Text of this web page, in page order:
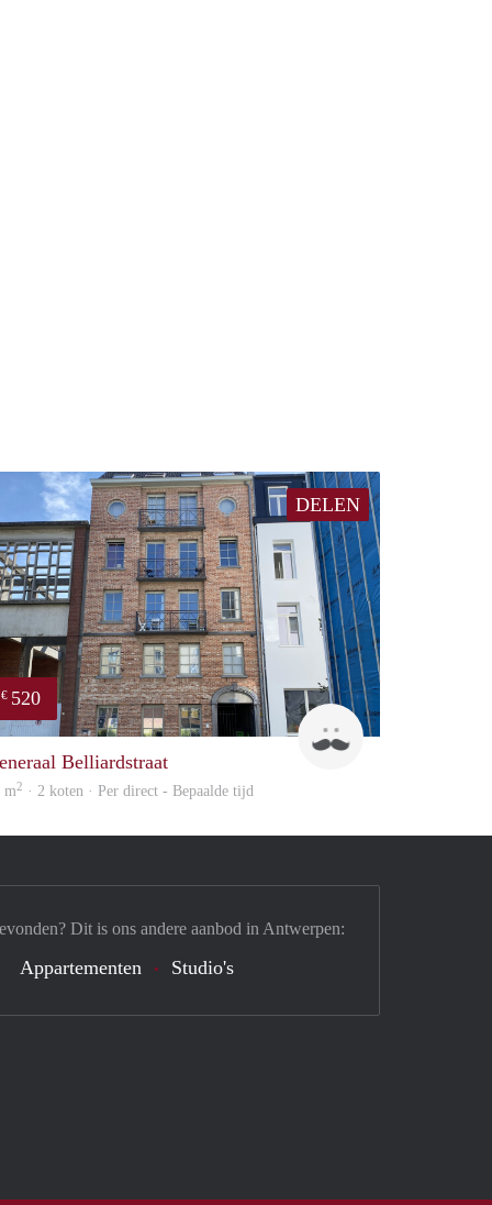
DELEN
€ 520
Tom
Belliardstraat
m2 · 2 koten · Per direct - Bepaalde tijd
Dit is ons andere aanbod in Antwerpen:
Appartementen Studio's